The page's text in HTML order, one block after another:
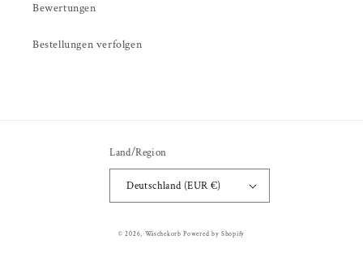
Bewertungen
Bestellungen verfolgen
Land/Region
Deutschland (EUR €)
© 2026, Wäschekorb Powered by Shopify